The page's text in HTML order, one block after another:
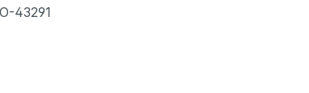
43291